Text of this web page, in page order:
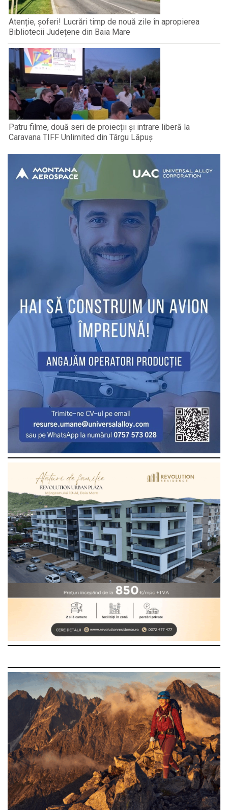
Atenție, șoferi! Lucrări timp de nouă zile în apropierea
Bibliotecii Județene din Baia Mare
Patru filme, două seri de proiecții și intrare liberă la
Caravana TIFF Unlimited din Târgu Lăpuș